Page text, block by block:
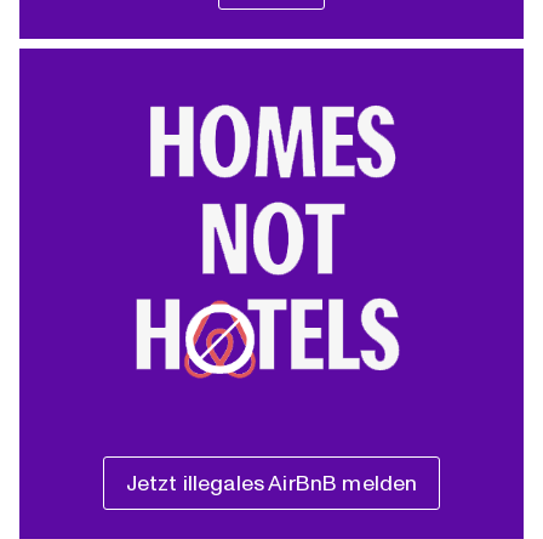
Jetzt illegales AirBnB melden